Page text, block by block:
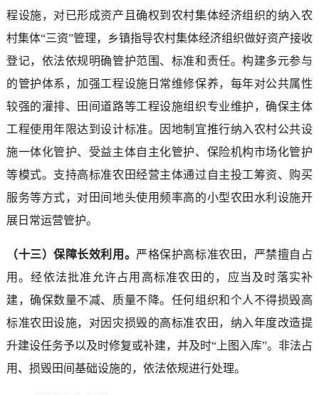
程设施，对已形成资产且确权到农村集体经济组织的纳入农
村集体“三资”管理，乡镇指导农村集体经济组织做好资产接收
登记，依法依规明确管护范围、标准和责任。构建多元参与
的管护体系，加强工程设施日常维修保养，每年对公共属性
较强的灌排、田间道路等工程设施组织专业维护，确保主体
工程使用年限达到设计标准。因地制宜推行纳入农村公共设
施一体化管护、受益主体自主化管护、保险机构市场化管护
等模式。支持高标准农田经营主体通过自主投工筹资、购买
服务等方式，对田间地头使用频率高的小型农田水利设施开
展日常运营管护。
（十三）保障长效利用。 严格保护高标准农田，严禁擅自占
用。经依法批准允许占用高标准农田的，应当及时落实补
建，确保数量不减、质量不降。任何组织和个人不得损毁高
标准农田设施，对因灾损毁的高标准农田，纳入年度改造提
升建设任务予以及时修复或补建，并及时“上图入库”。非法占
用、损毁田间基础设施的，依法依规进行处理。